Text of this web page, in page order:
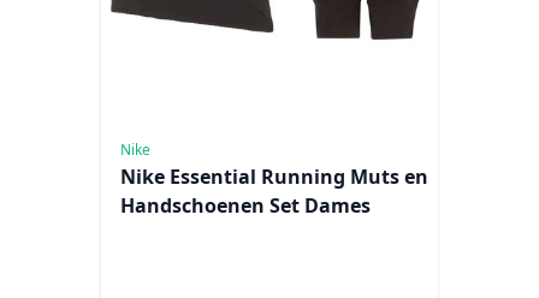
Nike
Nike Essential Running Muts en
Handschoenen Set Dames